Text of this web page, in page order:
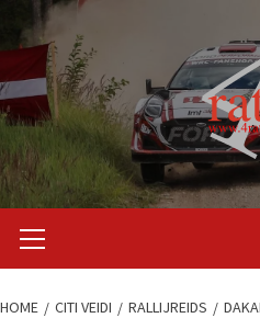
content
Menu
HOME CITI VEIDI RALLIJREIDS